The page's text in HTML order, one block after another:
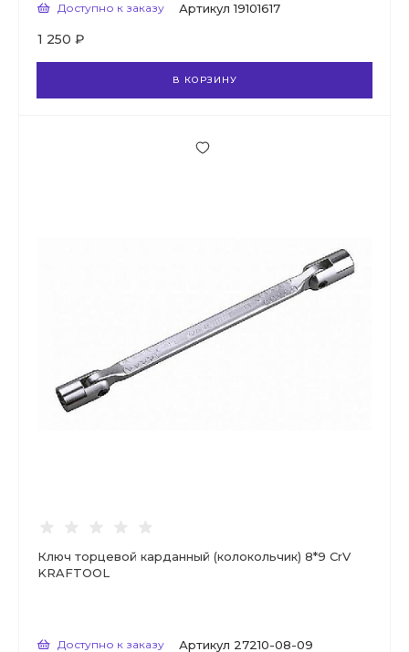
Доступно к заказу Артикул 19101617
1 250 ₽
В КОРЗИНУ
Ключ торцевой карданный (колокольчик) 8*9 CrV
KRAFTOOL
Доступно к заказу Артикул 27210-08-09